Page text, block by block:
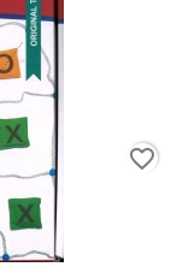
favorite_border